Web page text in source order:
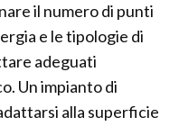
il numero di punti
e le tipologie di
adeguati
Un impianto di
alla superficie